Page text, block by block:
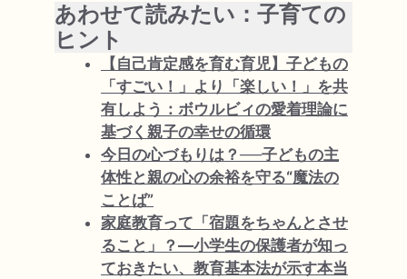
あわせて読みたい：子育ての
ヒント
【自己肯定感を育む育児】子どもの
「すごい！」より「楽しい！」を共
有しよう：ボウルビィの愛着理論に
基づく親子の幸せの循環
今日の心づもりは？──子どもの主
体性と親の心の余裕を守る“魔法の
ことば”
家庭教育って「宿題をちゃんとさせ
ること」？—小学生の保護者が知っ
ておきたい、教育基本法が示す本当